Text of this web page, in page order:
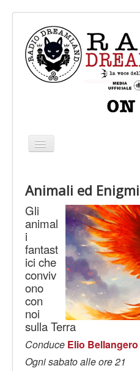
Cambia
navigazione
CHI SIAMO
IL FONDATORE
PROGRAMMI
PALINSESTO
LE VOCI
PODCAST
EVENTI
PRESS
CONTATTI
Animali ed Enigmi
Gli
animal
i
fantast
ici che
conviv
ono
con
noi
sulla Terra
Conduce Elio Bellangero
Ogni sabato alle ore 21